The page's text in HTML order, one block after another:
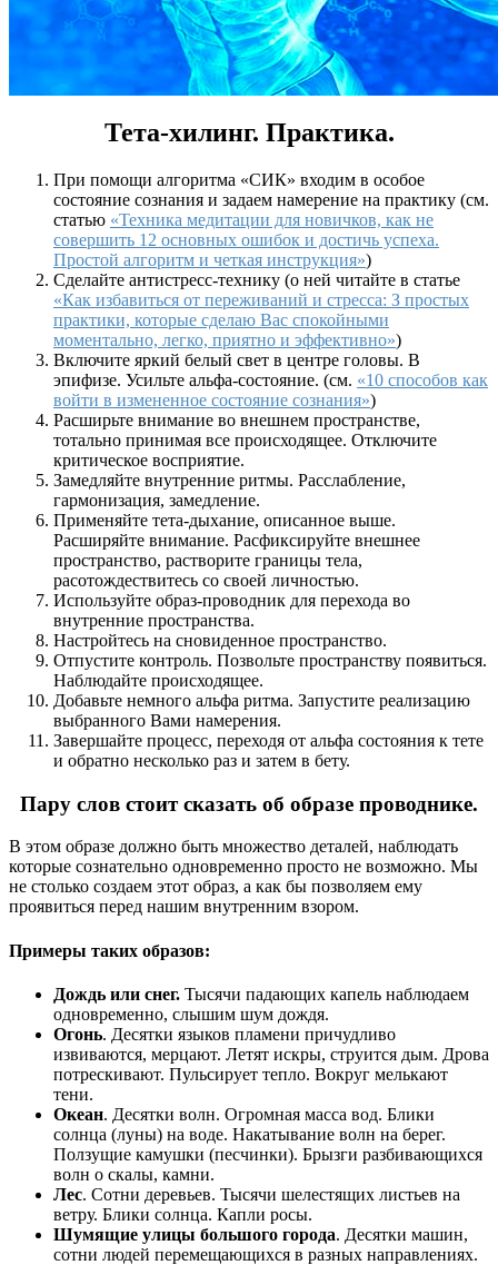
Тета-хилинг. Практика.
При помощи алгоритма «СИК» входим в особое
состояние сознания и задаем намерение на практику (см.
статью «Техника медитации для новичков, как не
совершить 12 основных ошибок и достичь успеха.
Простой алгоритм и четкая инструкция»)
Сделайте антистресс-технику (о ней читайте в статье
«Как избавиться от переживаний и стресса: З простых
практики, которые сделаю Вас спокойными
моментально, легко, приятно и эффективно»)
Включите яркий белый свет в центре головы. В
эпифизе. Усильте альфа-состояние. (см. «10 способов как
войти в измененное состояние сознания»)
Расширьте внимание во внешнем пространстве,
тотально принимая все происходящее. Отключите
критическое восприятие.
Замедляйте внутренние ритмы. Расслабление,
гармонизация, замедление.
Применяйте тета-дыхание, описанное выше.
Расширяйте внимание. Расфиксируйте внешнее
пространство, растворите границы тела,
расотождествитесь со своей личностью.
Используйте образ-проводник для перехода во
внутренние пространства.
Настройтесь на сновиденное пространство.
Отпустите контроль. Позвольте пространству появиться.
Наблюдайте происходящее.
Добавьте немного альфа ритма. Запустите реализацию
выбранного Вами намерения.
Завершайте процесс, переходя от альфа состояния к тете
и обратно несколько раз и затем в бету.
Пару слов стоит сказать об образе проводнике.
В этом образе должно быть множество деталей, наблюдать
которые сознательно одновременно просто не возможно. Мы
не столько создаем этот образ, а как бы позволяем ему
проявиться перед нашим внутренним взором.
Примеры таких образов:
Дождь или снег. Тысячи падающих капель наблюдаем
одновременно, слышим шум дождя.
Огонь. Десятки языков пламени причудливо
извиваются, мерцают. Летят искры, струится дым. Дрова
потрескивают. Пульсирует тепло. Вокруг мелькают
тени.
Океан. Десятки волн. Огромная масса вод. Блики
солнца (луны) на воде. Накатывание волн на берег.
Ползущие камушки (песчинки). Брызги разбивающихся
волн о скалы, камни.
Лес. Сотни деревьев. Тысячи шелестящих листьев на
ветру. Блики солнца. Капли росы.
Шумящие улицы большого города. Десятки машин,
сотни людей перемещающихся в разных направлениях.